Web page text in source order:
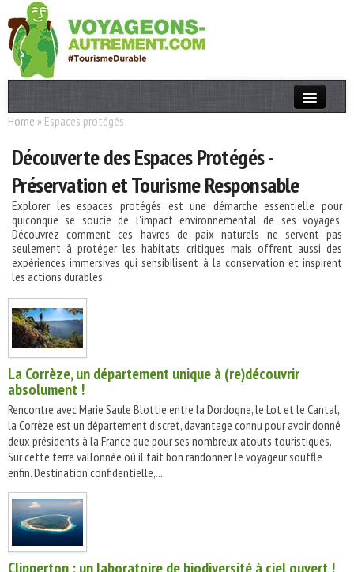
Actualités
T. Responsable
Destinations
Acteurs
Thèmes
Home » Espaces protégés
Découverte des Espaces Protégés -
Préservation et Tourisme Responsable
Explorer les espaces protégés est une démarche essentielle pour
quiconque se soucie de l'impact environnemental de ses voyages.
Découvrez comment ces havres de paix naturels ne servent pas
seulement à protéger les habitats critiques mais offrent aussi des
expériences immersives qui sensibilisent à la conservation et inspirent
les actions durables.
La Corrèze, un département unique à (re)découvrir
absolument !
Rencontre avec Marie Saule Blottie entre la Dordogne, le Lot et le Cantal,
la Corrèze est un département discret, davantage connu pour avoir donné
deux présidents à la France que pour ses nombreux atouts touristiques.
Sur cette terre vallonnée où il fait bon randonner, le voyageur souffle
enfin. Destination confidentielle,...